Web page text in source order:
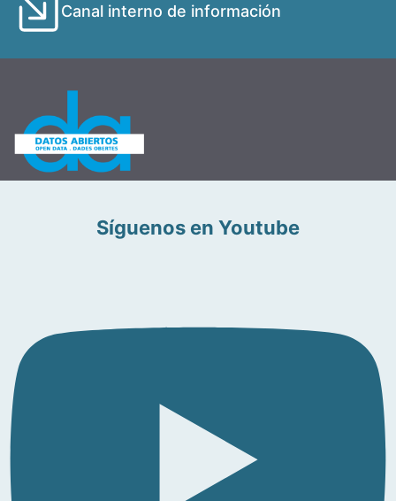
Canal interno de información
Síguenos en Youtube